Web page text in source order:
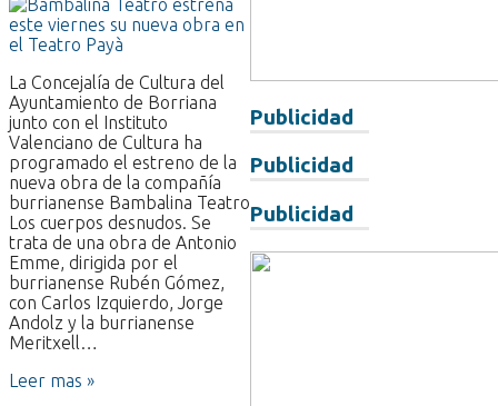
Publicidad
Publicidad
Publicidad
La Concejalía de Cultura del
Ayuntamiento de Borriana
junto con el Instituto
Valenciano de Cultura ha
programado el estreno de la
nueva obra de la compañía
burrianense Bambalina Teatro
Los cuerpos desnudos. Se
trata de una obra de Antonio
Emme, dirigida por el
burrianense Rubén Gómez,
con Carlos Izquierdo, Jorge
Andolz y la burrianense
Meritxell…
Leer mas »